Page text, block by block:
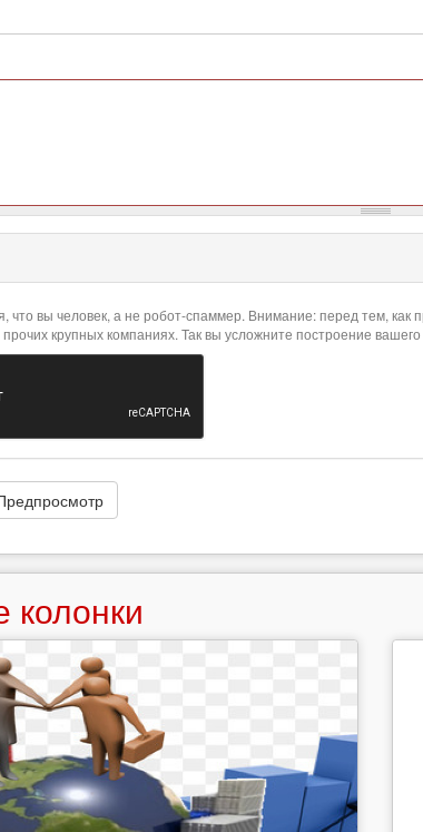
что вы человек, а не робот-спаммер. Внимание: перед тем,
крупных компаниях. Так вы усложните построение
колонки